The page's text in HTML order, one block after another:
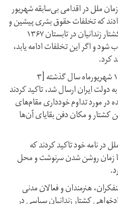
ملل در اقدامی بی‌سابقه شهریور
دادند که تخلفات حقوق بشری پیشین و
ادامه‌دار این کشور در مورد پرونده کشتار زندانیان در تابستان ۱۳۶۷
و اگر این تخلفات ادامه یابد،
کرد.
آنها در نامه ۱۸ صفحه‌ای خود که ۱۳ شهریورماه سال گذشته [۳
به دولت ایران ارسال شد، تاکید کردند
مورد تداوم خودداری مقام‌های
کشتار و مکان دفن بقایای آن‌ها
در نامه خود تاکید کردند که
زمان روشن شدن سرنوشت و محل
هنرمندان و فعالان مدنی